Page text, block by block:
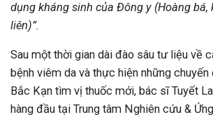
dụng kháng sinh của Đông y (Hoàng bá,
liên)”.
Sau một thời gian dài đào sâu tư liệu về
bệnh viêm da và thực hiện những
Bắc Kạn tìm vị thuốc mới, bác sĩ Tuyết
hàng đầu tại Trung tâm Nghiên cứu &